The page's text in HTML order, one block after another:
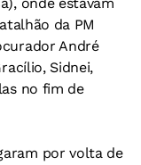
da PM
André
Sidnei,
no fim de
por volta de